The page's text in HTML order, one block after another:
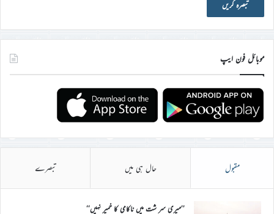
موبائل فون ایپ
مقبول حال ہی میں تبصرے
’’میری سر شت میں ناکامی کا خمیر نہیں‘‘